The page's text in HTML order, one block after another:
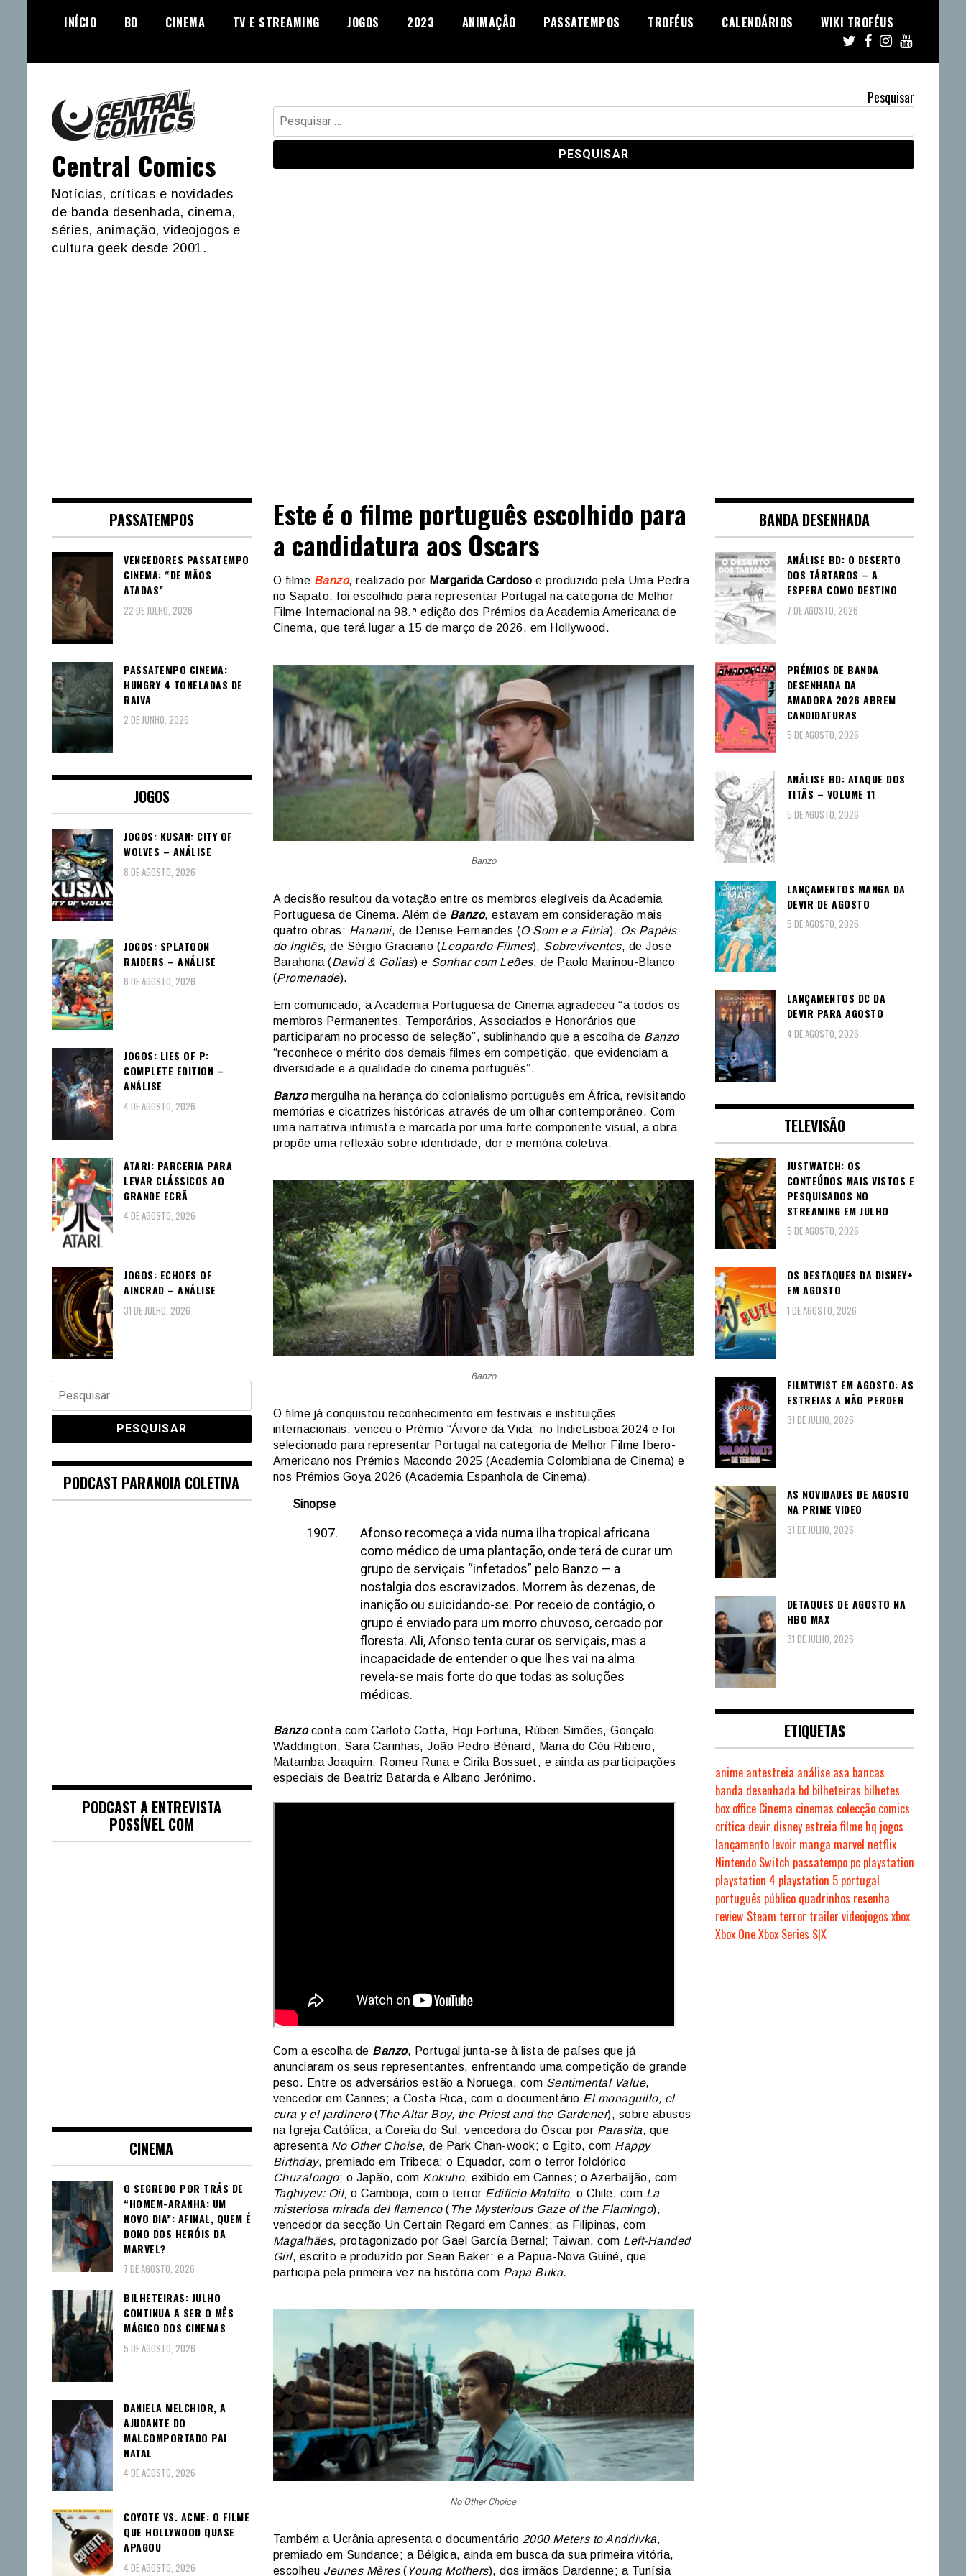
INÍCIO BD CINEMA TV E STREAMING JOGOS 2023 ANIMAÇÃO PASSATEMPOS TROFÉUS CALENDÁRIOS WIKI TROFÉUS
Pesquisar
Pesquisar
por:
Central Comics
Notícias, críticas e novidades
de banda desenhada, cinema,
séries, animação, videojogos e
cultura geek desde 2001.
Este é o filme português escolhido para
a candidatura aos Oscars
O filme Banzo, realizado por Margarida Cardoso e produzido pela Uma Pedra
no Sapato, foi escolhido para representar Portugal na categoria de Melhor
Filme Internacional na 98.ª edição dos Prémios da Academia Americana de
Cinema, que terá lugar a 15 de março de 2026, em Hollywood.
Banzo
A decisão resultou da votação entre os membros elegíveis da Academia
Portuguesa de Cinema. Além de Banzo, estavam em consideração mais
quatro obras: Hanami, de Denise Fernandes (O Som e a Fúria), Os Papéis
do Inglês, de Sérgio Graciano (Leopardo Filmes), Sobreviventes, de José
Barahona (David & Golias) e Sonhar com Leões, de Paolo Marinou-Blanco
(Promenade).
Em comunicado, a Academia Portuguesa de Cinema agradeceu “a todos os
membros Permanentes, Temporários, Associados e Honorários que
participaram no processo de seleção”, sublinhando que a escolha de Banzo
“reconhece o mérito dos demais filmes em competição, que evidenciam a
diversidade e a qualidade do cinema português”.
Banzomergulha na herança do colonialismo português em África, revisitando
memórias e cicatrizes históricas através de um olhar contemporâneo. Com
uma narrativa intimista e marcada por uma forte componente visual, a obra
propõe uma reflexão sobre identidade, dor e memória coletiva.
Banzo
O filme já conquistou reconhecimento em festivais e instituições
internacionais: venceu o Prémio “Árvore da Vida” no IndieLisboa 2024 e foi
selecionado para representar Portugal na categoria de Melhor Filme Ibero-
Americano nos Prémios Macondo 2025 (Academia Colombiana de Cinema) e
nos Prémios Goya 2026 (Academia Espanhola de Cinema).
Sinopse
Afonso recomeça a vida numa ilha tropical africana
como médico de uma plantação, onde terá de curar um
grupo de serviçais “infetados” pelo Banzo — a
nostalgia dos escravizados. Morrem às dezenas, de
inanição ou suicidando-se. Por receio de contágio, o
grupo é enviado para um morro chuvoso, cercado por
floresta. Ali, Afonso tenta curar os serviçais, mas a
incapacidade de entender o que lhes vai na alma
revela-se mais forte do que todas as soluções
médicas.
Banzoconta com Carloto Cotta, Hoji Fortuna, Rúben Simões, Gonçalo
Waddington, Sara Carinhas, João Pedro Bénard, Maria do Céu Ribeiro,
Matamba Joaquim, Romeu Runa e Cirila Bossuet, e ainda as participações
especiais de Beatriz Batarda e Albano Jerónimo.
Com a escolha de Banzo, Portugal junta-se à lista de países que já
anunciaram os seus representantes, enfrentando uma competição de grande
peso. Entre os adversários estão a Noruega, com Sentimental Value,
vencedor em Cannes; a Costa Rica, com o documentário El monaguillo, el
cura y el jardinero(The Altar Boy, the Priest and the Gardener), sobre abusos
na Igreja Católica; a Coreia do Sul, vencedora do Oscar por Parasita, que
apresenta No Other Choise, de Park Chan-wook; o Egito, com Happy
Birthday, premiado em Tribeca; o Equador, com o terror folclórico
Chuzalongo; o Japão, com Kokuho, exibido em Cannes; o Azerbaijão, com
Taghiyev: Oil; o Camboja, com o terror Edifício Maldito; o Chile, com La
misteriosa mirada del flamenco( The Mysterious Gaze of the Flamingo),
vencedor da secção Un Certain Regard em Cannes; as Filipinas, com
Magalhães, protagonizado por Gael García Bernal; Taiwan, com Left-Handed
Girl, escrito e produzido por Sean Baker; e a Papua-Nova Guiné, que
participa pela primeira vez na história com Papa Buka.
No Other Choice
Também a Ucrânia apresenta o documentário 2000 Meters to Andriivka,
premiado em Sundance; a Bélgica, ainda em busca da sua primeira vitória,
escolheu Jeunes Mères(Young Mothers), dos irmãos Dardenne; a Tunísia
PASSATEMPOS
VENCEDORES PASSATEMPO
CINEMA: “DE MÃOS
ATADAS”
22 DE JULHO, 2026
PASSATEMPO CINEMA:
HUNGRY 4 TONELADAS DE
RAIVA
2 DE JUNHO, 2026
JOGOS
JOGOS: KUSAN: CITY OF
WOLVES – ANÁLISE
8 DE AGOSTO, 2026
JOGOS: SPLATOON
RAIDERS – ANÁLISE
6 DE AGOSTO, 2026
JOGOS: LIES OF P:
COMPLETE EDITION –
ANÁLISE
4 DE AGOSTO, 2026
ATARI: PARCERIA PARA
LEVAR CLÁSSICOS AO
GRANDE ECRÃ
4 DE AGOSTO, 2026
JOGOS: ECHOES OF
AINCRAD – ANÁLISE
31 DE JULHO, 2026
Pesquisar
por:
PODCAST PARANOIA COLETIVA
PODCAST A ENTREVISTA
POSSÍVEL COM
CINEMA
O SEGREDO POR TRÁS DE
“HOMEM-ARANHA: UM
NOVO DIA”: AFINAL, QUEM É
DONO DOS HERÓIS DA
MARVEL?
7 DE AGOSTO, 2026
BILHETEIRAS: JULHO
CONTINUA A SER O MÊS
MÁGICO DOS CINEMAS
5 DE AGOSTO, 2026
DANIELA MELCHIOR, A
AJUDANTE DO
MALCOMPORTADO PAI
NATAL
4 DE AGOSTO, 2026
COYOTE VS. ACME: O FILME
QUE HOLLYWOOD QUASE
APAGOU
4 DE AGOSTO, 2026
BANDA DESENHADA
ANÁLISE BD: O DESERTO
DOS TÁRTAROS – A
ESPERA COMO DESTINO
7 DE AGOSTO, 2026
PRÉMIOS DE BANDA
DESENHADA DA
AMADORA 2026 ABREM
CANDIDATURAS
5 DE AGOSTO, 2026
ANÁLISE BD: ATAQUE DOS
TITÃS – VOLUME 11
5 DE AGOSTO, 2026
LANÇAMENTOS MANGA DA
DEVIR DE AGOSTO
5 DE AGOSTO, 2026
LANÇAMENTOS DC DA
DEVIR PARA AGOSTO
4 DE AGOSTO, 2026
TELEVISÃO
JUSTWATCH: OS
CONTEÚDOS MAIS VISTOS E
PESQUISADOS NO
STREAMING EM JULHO
5 DE AGOSTO, 2026
OS DESTAQUES DA DISNEY+
EM AGOSTO
1 DE AGOSTO, 2026
FILMTWIST EM AGOSTO: AS
ESTREIAS A NÃO PERDER
31 DE JULHO, 2026
AS NOVIDADES DE AGOSTO
NA PRIME VIDEO
31 DE JULHO, 2026
DETAQUES DE AGOSTO NA
HBO MAX
31 DE JULHO, 2026
ETIQUETAS
anime antestreia análise asa bancas
banda desenhada bd bilheteiras bilhetes
box office Cinema cinemas colecção comics
crítica devir disney estreiafilme hq jogos
lançamento levoir manga marvel netflix
Nintendo Switch passatempo pc playstation
playstation 4 playstation 5 portugal
português público quadrinhos resenha
review Steam terror trailer videojogos xbox
Xbox OneXbox Series S|X